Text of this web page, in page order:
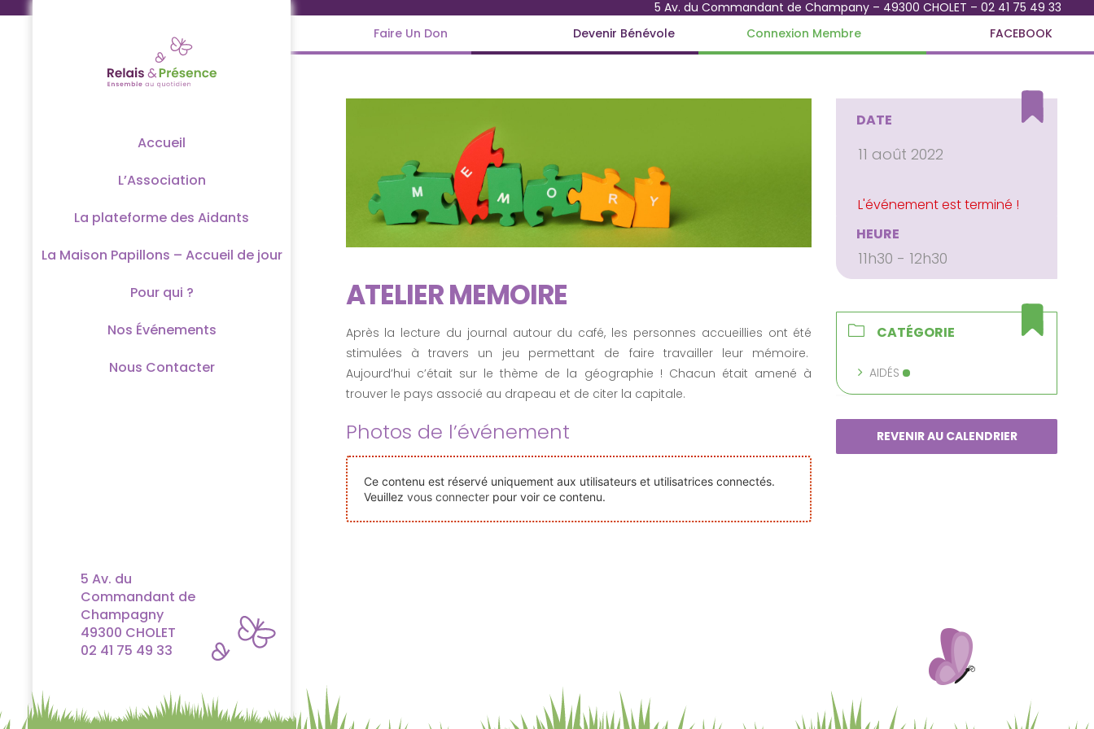
Passer
Accueil
L’Association
La plateforme des Aidants
La Maison Papillons – Accueil de jour
Pour qui ?
Nos Événements
Nous Contacter
5 Av. du
Commandant de
Champagny
49300 CHOLET
02 41 75 49 33
5 Av. du Commandant de Champany – 49300 CHOLET – 02 41 75 49 33
Faire Un Don
Devenir Bénévole Connexion Membre FACEBOOK
ATELIER MEMOIRE
Après la lecture du journal autour du café, les personnes accueillies ont été
stimulées à travers un jeu permettant de faire travailler leur mémoire.
Aujourd’hui c’était sur le thème de la géographie ! Chacun était amené à
trouver le pays associé au drapeau et de citer la capitale.
Photos de l’événement
Ce contenu est réservé uniquement aux utilisateurs et utilisatrices connectés.
Veuillez vous connecterpour voir ce contenu.
DATE
11 août 2022
HEURE
11h30 - 12h30
CATÉGORIE
AIDÉS
REVENIR AU CALENDRIER